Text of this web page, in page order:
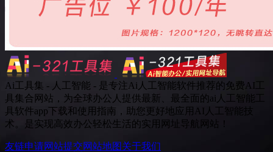
Ai工具集 - 人工智能 - 是专注Ai人工智能软件推荐的免费AI工
具集合网站，为全球办公人提供最新、最全面的ai人工智能工
具软件app下载和使用指南，助您更好地应用AI人工智能技
术。是实现高效办公轻松生活的实用网址导航网站！
友链申请网站提交网站地图 关于我们